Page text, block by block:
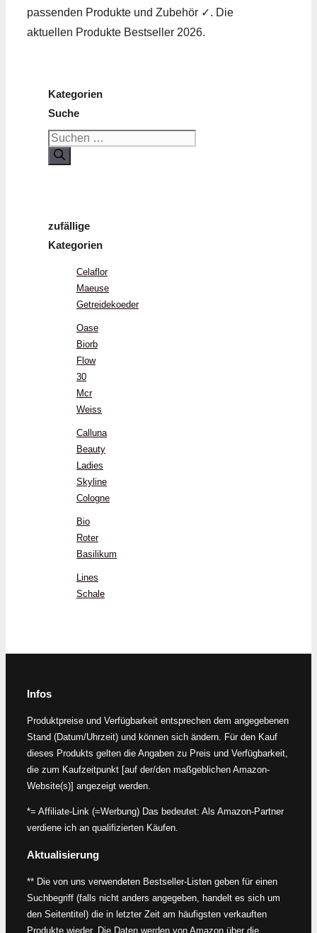
passenden Produkte und Zubehör ✓. Die
aktuellen Produkte Bestseller 2026.
Kategorien
Suche
Suchen
nach:
zufällige
Kategorien
Celaflor
Maeuse
Getreidekoeder
Oase
Biorb
Flow
30
Mcr
Weiss
Calluna
Beauty
Ladies
Skyline
Cologne
Bio
Roter
Basilikum
Lines
Schale
Infos
Produktpreise und Verfügbarkeit entsprechen dem angegebenen
Stand (Datum/Uhrzeit) und können sich ändern. Für den Kauf
dieses Produkts gelten die Angaben zu Preis und Verfügbarkeit,
die zum Kaufzeitpunkt [auf der/den maßgeblichen Amazon-
Website(s)] angezeigt werden.
*= Affiliate-Link (=Werbung) Das bedeutet: Als Amazon-Partner
verdiene ich an qualifizierten Käufen.
Aktualisierung
** Die von uns verwendeten Bestseller-Listen geben für einen
Suchbegriff (falls nicht anders angegeben, handelt es sich um
den Seitentitel) die in letzter Zeit am häufigsten verkauften
Produkte wieder. Die Daten werden von Amazon über die